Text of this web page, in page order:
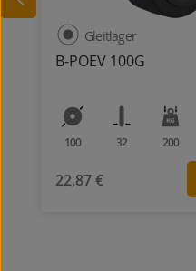
B-POEV 100G
Gleitlager
100 32 200
22,87 €